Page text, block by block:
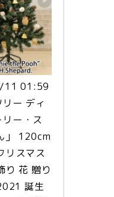
11 01:59
ー ディ
ー・ス
」 120cm
リスマス
り 花 贈り
誕生